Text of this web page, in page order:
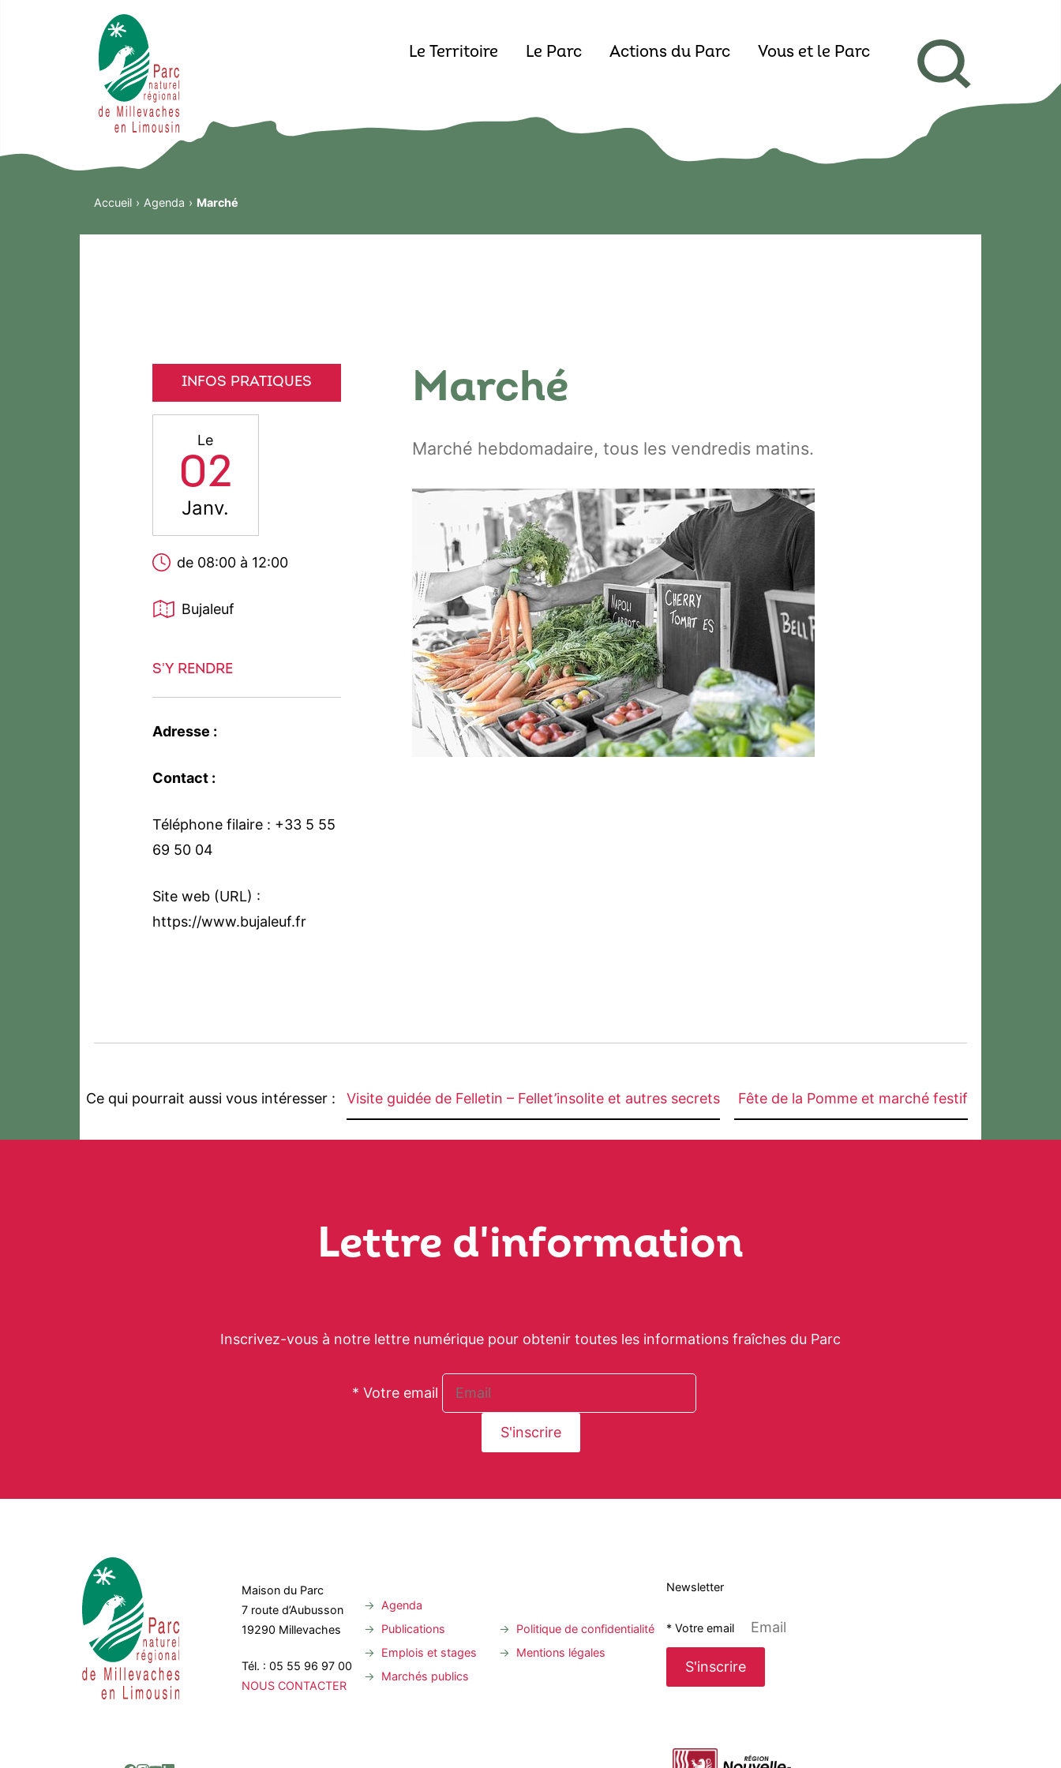
Le Territoire Le Parc Actions du Parc Vous et le Parc
Accueil Agenda Marché
INFOS PRATIQUES
Le
02
Janv.
de 08:00 à 12:00
Bujaleuf
S'Y RENDRE
Adresse :
Contact :
Téléphone filaire : +33 5 55
69 50 04
Site web (URL) :
https://www.bujaleuf.fr
Marché
Marché hebdomadaire, tous les vendredis matins.
Ce qui pourrait aussi vous intéresser : Visite guidée de Felletin – Fellet’insolite et autres secrets Fête de la Pomme et marché festif
Lettre d'information
Inscrivez-vous à notre lettre numérique pour obtenir toutes les informations fraîches du Parc
* Votre email
Maison du Parc
7 route d’Aubusson
19290 Millevaches
Tél. : 05 55 96 97 00
NOUS CONTACTER
Agenda
Publications
Emplois et stages
Marchés publics
Politique de confidentialité
Mentions légales
Newsletter
* Votre email